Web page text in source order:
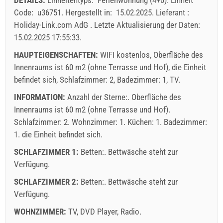
von Personen
Angebote:
Holiday-Link zahlt: 15.09.2025 - 31.12.2026 / - 10 %
Obligatorisch:Anmeldung der Gäste (01.07. - 31.08): 10
EUR (once - per_person), Anmeldung der Gäste (01.01 -
30.06. / 01.09. - 31.12.): 5 EUR (once - per_person)
31
Lieferbedingungen des Lieferanten
Code: u36751. Hergestellt in: 15.02.2025. Lieferant :
Holiday-Link.com AdG . Letzte Aktualisierung der Daten:
15.02.2025 17:55:33.
HAUPTEIGENSCHAFTEN: WIFI kostenlos, Oberfläche des
Innenraums ist 60 m2 (ohne Terrasse und Hof), die Einheit
befindet sich, Schlafzimmer: 2, Badezimmer: 1, TV.
INFORMATION: Anzahl der Sterne:. Oberfläche des
Innenraums ist 60 m2 (ohne Terrasse und Hof).
Schlafzimmer: 2. Wohnzimmer: 1. Küchen: 1. Badezimmer:
1. die Einheit befindet sich.
SCHLAFZIMMER 1: Betten:. Bettwäsche steht zur
Verfügung.
SCHLAFZIMMER 2: Betten:. Bettwäsche steht zur
Verfügung.
WOHNZIMMER: TV, DVD Player, Radio.